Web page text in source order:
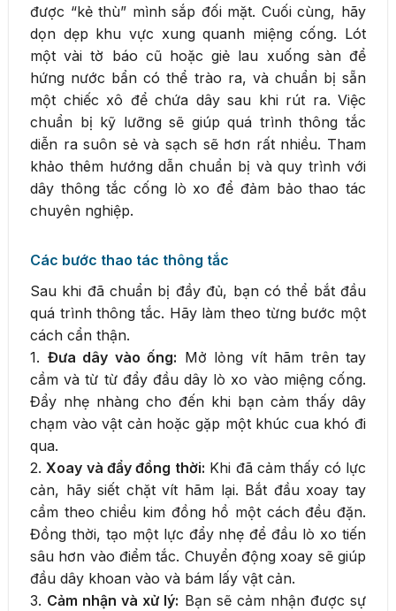
được “kẻ thù” mình sắp đối mặt. Cuối cùng, hãy
dọn dẹp khu vực xung quanh miệng cống. Lót
một vài tờ báo cũ hoặc giẻ lau xuống sàn để
hứng nước bẩn có thể trào ra, và chuẩn bị sẵn
một chiếc xô để chứa dây sau khi rút ra. Việc
chuẩn bị kỹ lưỡng sẽ giúp quá trình thông tắc
diễn ra suôn sẻ và sạch sẽ hơn rất nhiều. Tham
khảo thêm hướng dẫn chuẩn bị và quy trình với
dây thông tắc cống lò xo để đảm bảo thao tác
chuyên nghiệp.
Các bước thao tác thông tắc
Sau khi đã chuẩn bị đầy đủ, bạn có thể bắt đầu
quá trình thông tắc. Hãy làm theo từng bước một
cách cẩn thận.
1. Đưa dây vào ống: Mở lỏng vít hãm trên tay
cầm và từ từ đẩy đầu dây lò xo vào miệng cống.
Đẩy nhẹ nhàng cho đến khi bạn cảm thấy dây
chạm vào vật cản hoặc gặp một khúc cua khó đi
qua.
2.Xoay và đẩy đồng thời: Khi đã cảm thấy có lực
cản, hãy siết chặt vít hãm lại. Bắt đầu xoay tay
cầm theo chiều kim đồng hồ một cách đều đặn.
Đồng thời, tạo một lực đẩy nhẹ để đầu lò xo tiến
sâu hơn vào điểm tắc. Chuyển động xoay sẽ giúp
đầu dây khoan vào và bám lấy vật cản.
3. Cảm nhận và xử lý: Bạn sẽ cảm nhận được sự